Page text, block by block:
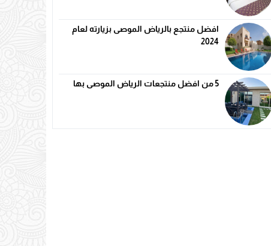
افضل منتجع بالرياض الموصى بزيارته لعام
2024
5 من افضل منتجعات الرياض الموصى بها